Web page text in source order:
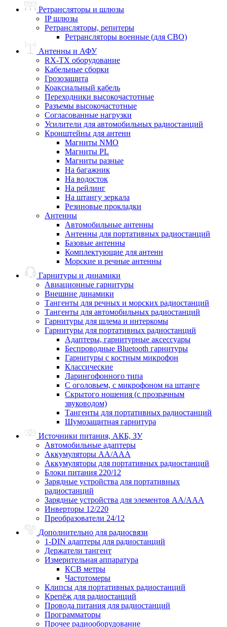
Ретрансляторы и шлюзы
IP шлюзы
Ретрансляторы, репитеры
Ретрансляторы военные (для СВО)
Антенны и АФУ
RX-TX оборудование
Кабельные сборки
Грозозащита
Коаксиальный кабель
Переходники высокочастотные
Разъемы высокочастотные
Согласованные нагрузки
Усилители для автомобильных радиостанций
Кронштейны для антенн
Магниты NMO
Магниты PL
Магниты разные
На багажник
На водосток
На рейлинг
На штангу зеркала
Резиновые прокладки
Антенны
Автомобильные антенны
Антенны для портативных радиостанций
Базовые антенны
Комплектующие для антенн
Морские и речные антенны
Гарнитуры и динамики
Авиационные гарнитуры
Внешние динамики
Тангенты для речных и морских радиостанций
Тангенты для автомобильных радиостанций
Гарнитуры для шлема и интеркомы
Гарнитуры для портативных радиостанций
Адаптеры, гарнитурные аксессуары
Беспроводные Bluetooth гарнитуры
Гарнитуры с костным микрофон
Классические
Ларингофонного типа
С оголовьем, с микрофоном на штанге
Скрытого ношения (с прозрачным
звуководом)
Тангенты для портативных радиостанций
Шумозащитная гарнитура
Источники питания, АКБ, ЗУ
Автомобильные адаптеры
Аккумуляторы АА/ААА
Аккумуляторы для портативных радиостанций
Блоки питания 220/12
Зарядные устройства для портативных
радиостанций
Зарядные устройства для элементов АА/ААА
Инверторы 12/220
Преобразователи 24/12
Дополнительно для радиосвязи
1-DIN адаптеры для радиостанций
Держатели тангент
Измерительная аппаратура
КСВ метры
Частотомеры
Клипсы для портативных радиостанций
Крепёж для радиостанций
Провода питания для радиостанций
Программаторы
Прочее радиооборудование